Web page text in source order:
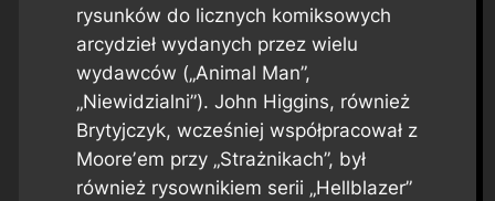
rysunków do licznych komiksowych
arcydzieł wydanych przez wielu
wydawców („Animal Man”,
„Niewidzialni”). John Higgins, również
Brytyjczyk, wcześniej współpracował z
Mooreʼem przy „Strażnikach”, był
również rysownikiem serii „Hellblazer”